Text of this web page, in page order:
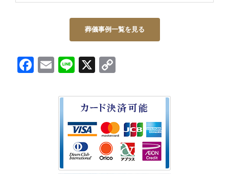
葬儀事例一覧を見る
Facebook
EmailLine
X